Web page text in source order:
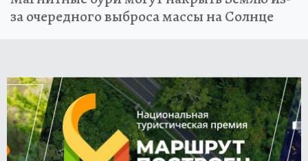
за очередного выброса массы на Солнце